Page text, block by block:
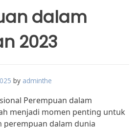
dalam
2023
by adminthe
Perempuan dalam
menjadi momen penting untuk
perempuan dalam dunia